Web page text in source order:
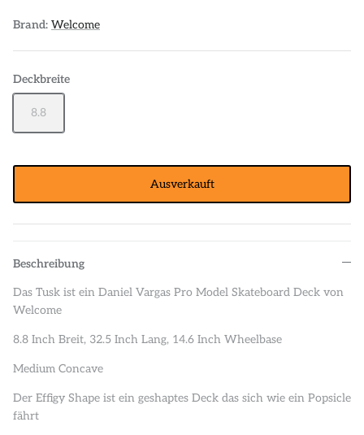
Brand: Welcome
Deckbreite
8.8
Ausverkauft
Beschreibung
Das Tusk ist ein Daniel Vargas Pro Model Skateboard Deck von
Welcome
8.8 Inch Breit, 32.5 Inch Lang, 14.6 Inch Wheelbase
Medium Concave
Der Effigy Shape ist ein geshaptes Deck das sich wie ein Popsicle
fährt